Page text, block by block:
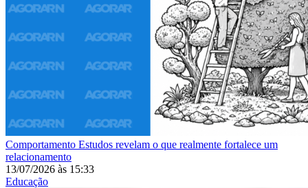
Comportamento Estudos revelam o que realmente fortalece um
relacionamento
13/07/2026 às 15:33
Educação